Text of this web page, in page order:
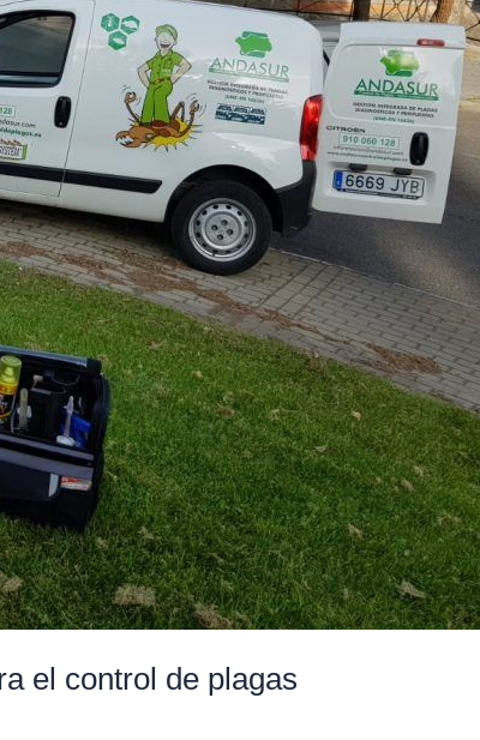
el control de plagas